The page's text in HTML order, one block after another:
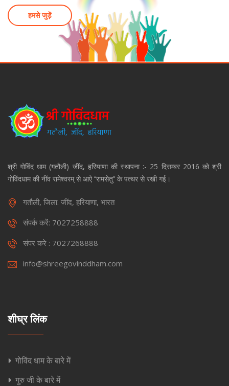
हमसे जुड़ें
श्री गोविंद धाम (गतौली) जींद, हरियाणा की स्थापना :- 25 दिसम्बर 2016 को श्री
गोविंदधाम की नींव रामेश्वरम् से आऐ ‘‘रामसेतु’’ के पत्थर से रखी गई।
गतौली, जिला. जींद, हरियाणा, भारत
संपर्क करें: 7027258888
संपर करे : 7027268888
info@shreegovinddham.com
शीघ्र लिंक
गोविंद धाम के बारे में
गुरु जी के बारे में